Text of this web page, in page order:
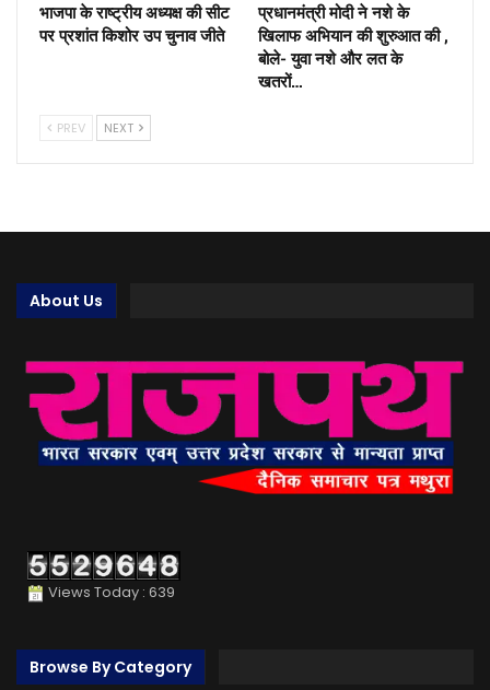
भाजपा के राष्ट्रीय अध्यक्ष की सीट
पर प्रशांत किशोर उप चुनाव जीते
प्रधानमंत्री मोदी ने नशे के
खिलाफ अभियान की शुरुआत की ,
बोले- युवा नशे और लत के
खतरों…
PREV NEXT
About Us
Views Today : 639
Browse By Category